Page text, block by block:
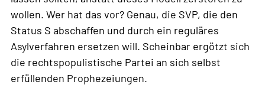
wollen. Wer hat das vor? Genau, die SVP, die den
Status S abschaffen und durch ein reguläres
Asylverfahren ersetzen will. Scheinbar ergötzt sich
die rechtspopulistische Partei an sich selbst
erfüllenden Prophezeiungen.